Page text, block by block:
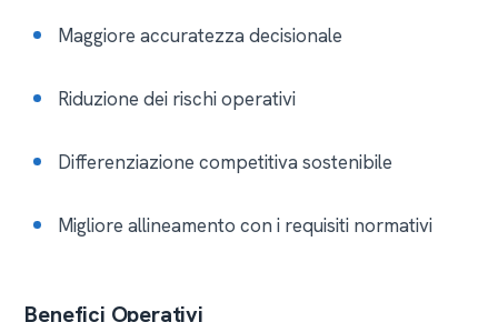
Maggiore accuratezza decisionale
Riduzione dei rischi operativi
Differenziazione competitiva sostenibile
Migliore allineamento con i requisiti normativi
Benefici Operativi